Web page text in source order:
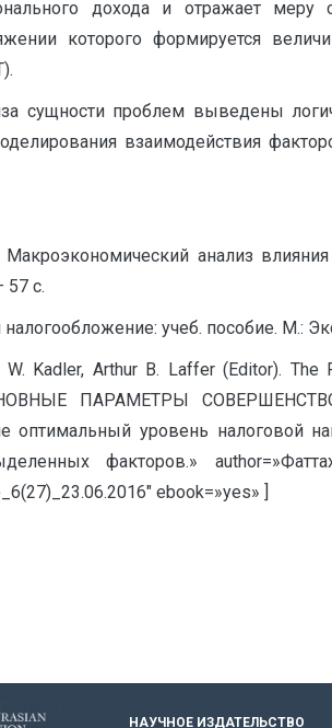
дохода и отражает меру
которого формируется
сущности проблем выведены
взаимодействия
анализ
57 с.
учеб. пособие. М.:
W. Kadler, Arthur B. Laffer (Editor).
ПАРАМЕТРЫ
уровень налоговой
факторов.»
ebook=»yes» ]
НАУЧНОЕ ИЗДАТЕЛЬСТВО